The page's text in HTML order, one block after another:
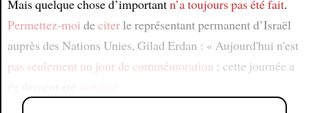
Mais quelque chose d’importantn’a toujours pas été fait.
Permettez-moi deciterle représentant permanent d’Israël
auprès des Nations Unies, Gilad Erdan : « Aujourd'hui n'est
pas seulement un jour de commémoration ; cette journée a